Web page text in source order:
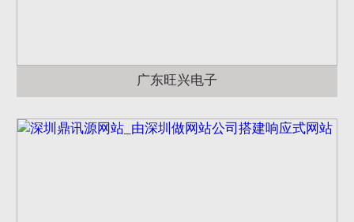
广东旺兴电子